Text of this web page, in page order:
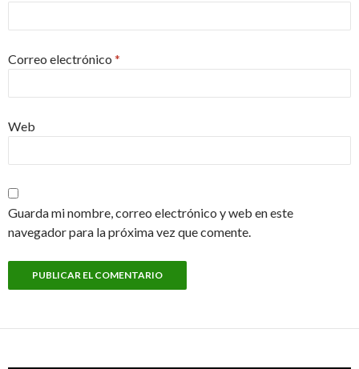
Correo electrónico *
Web
Guarda mi nombre, correo electrónico y web en este
navegador para la próxima vez que comente.